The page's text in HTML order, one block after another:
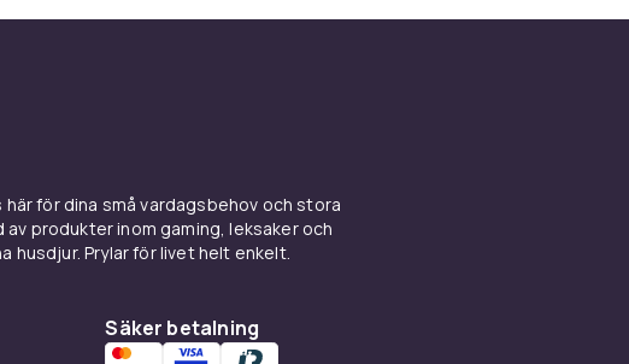
ar ett slutcellulaert skumgummi med utmarkt isoleringsformaga.
och fogkonstruktionen paverkar vattentattheten.
vattensporter/vatdrakter/
av vadrakttjocklek for svenska
i Sverige varierar fran 0-3 grader pa vintern till 18-22
en varm sommar. Under sommaren (juni-aug) med 16-20 graders
för dina små vardagsbehov och stora
produkter inom gaming, leksaker och
Prylar för livet helt enkelt.
Säker betalning